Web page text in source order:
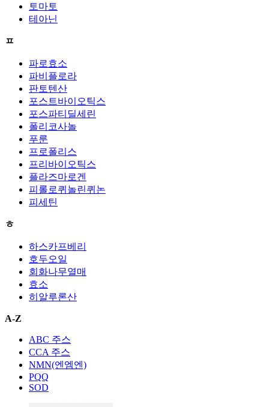
토마토
테아닌
ㅍ
파로효소
파비플로라
판토텐산
포스트바이오틱스
포스파티딜세린
폴리코사놀
푸룬
프로폴리스
프리바이오틱스
플라즈마로겐
피롤로퀴놀린퀴논
피세틴
ㅎ
하스카프베리
호두오일
회화나무열매
효소
히알루론산
A-Z
ABC 주스
CCA 주스
NMN(엔엠엔)
PQQ
SOD